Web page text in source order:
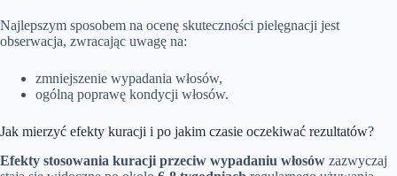
Najlepszym sposobem na ocenę skuteczności pielęgnacji jest
obserwacja, zwracając uwagę na:
zmniejszenie wypadania włosów,
ogólną poprawę kondycji włosów.
Jak mierzyć efekty kuracji i po jakim czasie oczekiwać rezultatów?
Efekty stosowania kuracji przeciw wypadaniu włosów zazwyczaj